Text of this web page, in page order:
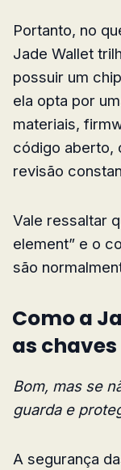
Portanto, no
Jade Wallet
possuir um
ela opta por
materiais,
código aberto,
revisão
Vale ressaltar
element” e o
são
Como a
as
Bom, mas se
guarda e
A segurança